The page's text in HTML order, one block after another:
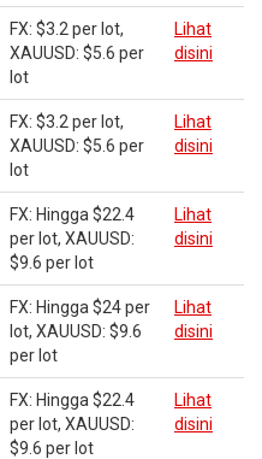
FX: $3.2 per lot,
XAUUSD: $5.6 per
lot
Lihat
disini
FX: $3.2 per lot,
XAUUSD: $5.6 per
lot
Lihat
disini
FX: Hingga $22.4
per lot, XAUUSD:
$9.6 per lot
Lihat
disini
FX: Hingga $24 per
lot, XAUUSD: $9.6
per lot
Lihat
disini
FX: Hingga $22.4
per lot, XAUUSD:
$9.6 per lot
Lihat
disini